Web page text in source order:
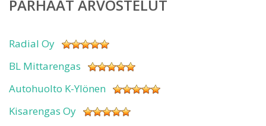
PARHAAT ARVOSTELUT
Radial Oy
BL Mittarengas
Autohuolto K-Ylönen
Kisarengas Oy